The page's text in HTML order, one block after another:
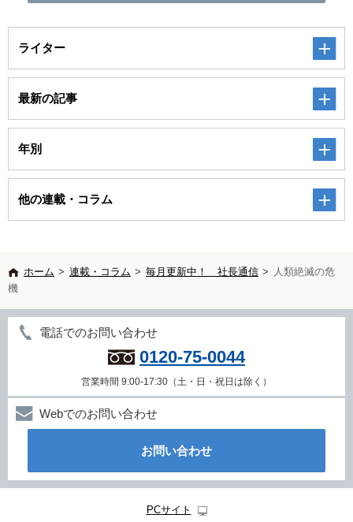
ライター
最新の記事
年別
他の連載・コラム
ホーム > 連載・コラム > 毎月更新中！ 社長通信 >
人類絶滅の危
機
電話でのお問い合わせ
0120-75-0044
営業時間 9:00-17:30（土・日・祝日は除く）
Webでのお問い合わせ
お問い合わせ
PCサイト